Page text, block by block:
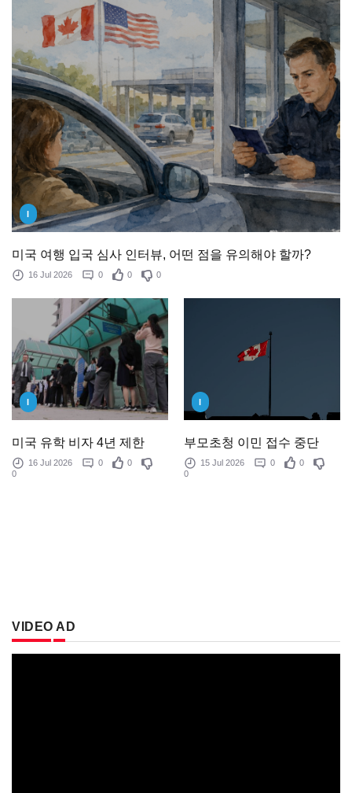
미국 여행 입국 심사 인터뷰, 어떤 점을 유의해야 할까?
16 Jul 2026 0 0 0
I
미국 유학 비자 4년 제한
16 Jul 2026 0
0
0
I
부모초청 이민 접수 중단
15 Jul 2026 0
0
0
VIDEO AD